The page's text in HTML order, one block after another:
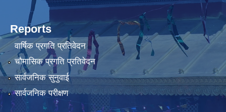
Reports
वार्षिक प्रगति प्रतिवेदन
चौमासिक प्रगति प्रतिवेदन
सार्वजनिक सुनुवाई
सार्वजनिक परीक्षण